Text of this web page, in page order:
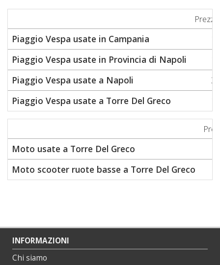
Piaggio Vespa usate in Campania
Piaggio Vespa usate in Provincia di Napoli
Piaggio Vespa usate a Napoli
Piaggio Vespa usate a Torre Del Greco
Moto usate a Torre Del Greco
Moto scooter ruote basse a Torre Del Greco
INFORMAZIONI
Chi siamo